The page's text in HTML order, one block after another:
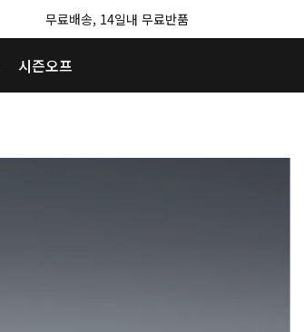
무료배송, 14일내 무료반품
시즌오프